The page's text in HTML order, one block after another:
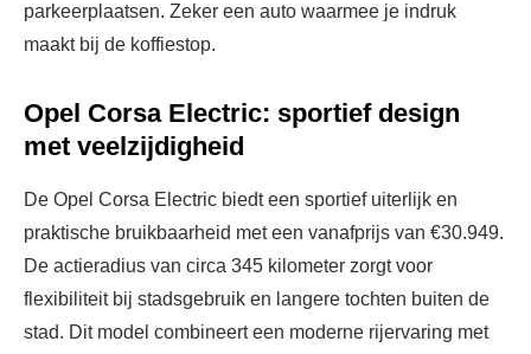
parkeerplaatsen. Zeker een auto waarmee je indruk
maakt bij de koffiestop.
Opel Corsa Electric: sportief design
met veelzijdigheid
De Opel Corsa Electric biedt een sportief uiterlijk en
praktische bruikbaarheid met een vanafprijs van €30.949.
De actieradius van circa 345 kilometer zorgt voor
flexibiliteit bij stadsgebruik en langere tochten buiten de
stad. Dit model combineert een moderne rijervaring met